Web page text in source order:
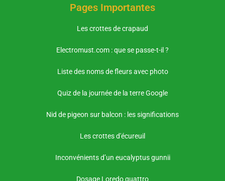
Pages Importantes
Les crottes de crapaud
Electromust.com : que se passe-t-il ?
Liste des noms de fleurs avec photo
Quiz de la journée de la terre Google
Nid de pigeon sur balcon : les significations
Les crottes d'écureuil
Inconvénients d’un eucalyptus gunnii
Dosage Loredo quattro